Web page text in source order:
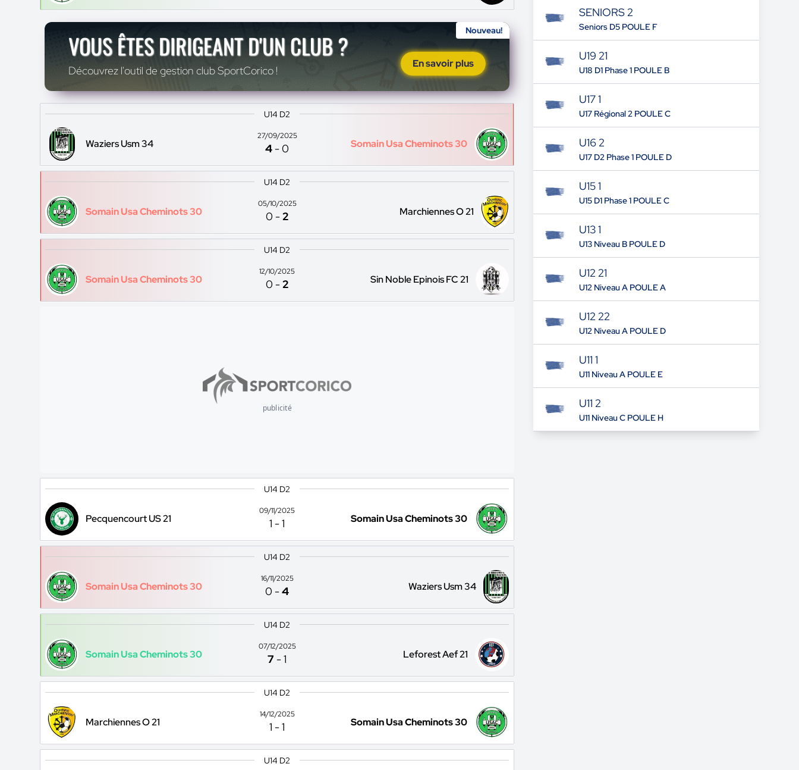
Nouveau!
VOUS ÊTES DIRIGEANT D'UN CLUB ?
Découvrez l'outil de gestion club SportCorico !
En savoir plus
U14 D2
Waziers Usm 34
27/09/2025
4 -0 Somain Usa Cheminots 30
U14 D2
Somain Usa Cheminots 30
05/10/2025
0 -2 Marchiennes O 21
U14 D2
Somain Usa Cheminots 30
12/10/2025
0 -2 Sin Noble Epinois FC 21
publicité
U14 D2
Pecquencourt US 21
09/11/2025
1 -1 Somain Usa Cheminots 30
U14 D2
Somain Usa Cheminots 30
16/11/2025
0 -4 Waziers Usm 34
U14 D2
Somain Usa Cheminots 30
07/12/2025
7 -1 Leforest Aef 21
U14 D2
Marchiennes O 21
14/12/2025
1 -1 Somain Usa Cheminots 30
U14 D2
SENIORS 2
Seniors D5 POULE F
U19 21
U18 D1 Phase 1 POULE B
U17 1
U17 Régional 2 POULE C
U16 2
U17 D2 Phase 1 POULE D
U15 1
U15 D1 Phase 1 POULE C
U13 1
U13 Niveau B POULE D
U12 21
U12 Niveau A POULE A
U12 22
U12 Niveau A POULE D
U11 1
U11 Niveau A POULE E
U11 2
U11 Niveau C POULE H